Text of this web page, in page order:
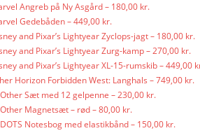
Angreb på Ny Asgård – 180,00 kr.
Gedebåden – 449,00 kr.
and Pixar’s Lightyear Zyclops-jagt – 180,00 kr.
and Pixar’s Lightyear Zurg-kamp – 270,00 kr.
and Pixar’s Lightyear XL-15-rumskib – 449,00
Horizon Forbidden West: Langhals – 749,00 kr.
Sæt med 12 gelpenne – 230,00 kr.
Magnetsæt – rød – 80,00 kr.
Notesbog med elastikbånd – 150,00 kr.